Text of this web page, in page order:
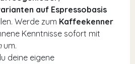
auf Espressobasis
Werde zum Kaffeekenner
Kenntnisse sofort mit
um.
deine eigene